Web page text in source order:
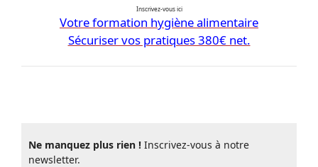
Inscrivez-vous ici
Votre formation hygiène alimentaire
Sécuriser vos pratiques 380€ net.
Ne manquez plus rien ! Inscrivez-vous à notre
newsletter.